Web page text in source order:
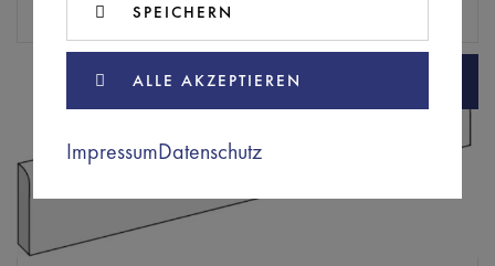
Boden / WandflieseSPEICHERN
ALLE AKZEPTIEREN
ImpressumDatenschutz